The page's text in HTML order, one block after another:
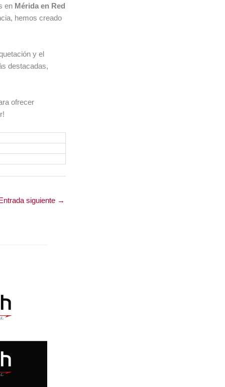
en Mérida en Red
hemos creado
y el
destacadas,
ofrecer
siguiente →